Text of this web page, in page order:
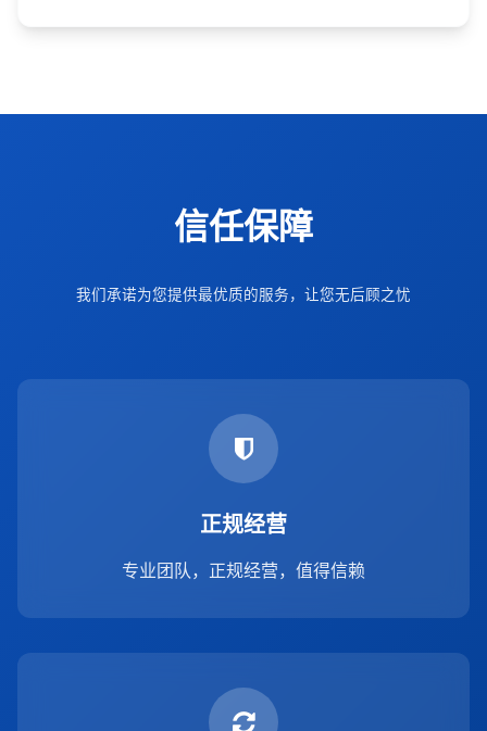
信任保障
我们承诺为您提供最优质的服务，让您无后顾之忧
正规经营
专业团队，正规经营，值得信赖